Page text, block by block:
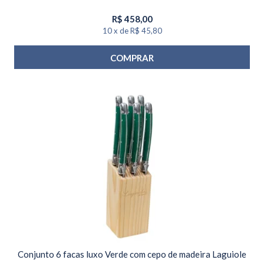
R$458,00
10 x de R$ 45,80
COMPRAR
Conjunto 6 facas luxo Verde com cepo de madeira Laguiole